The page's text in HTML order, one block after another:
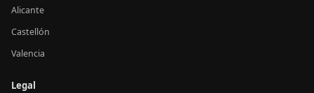
Alicante
Castellón
Valencia
Legal